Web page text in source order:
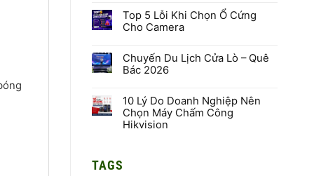
Báo
Cháy
HIKFIRE
bình
luận
ở
Là
Gì?
Công
Xử
Lý
Hình
Ảnh
Camera
Top 5 Lỗi Khi Chọn Ổ Cứng
Cho Camera
bình
luận
ở
Lỗi
Khi
Chọn
Ổ
Chuyến Du Lịch Cửa Lò – Quê
Bác 2026
bình
luận
ở
Chuyến
–
10 Lý Do Doanh Nghiệp Nên
Chọn Máy Chấm Công
Hikvision
ở
TAGS